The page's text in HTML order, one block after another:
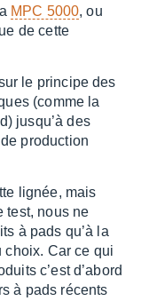
MPC 5000, ou
de cette
le prin­cipe des
(comme la
jusqu’à des
produc­tion
lignée, mais
test, nous ne
à pads qu’à la
choix. Car ce qui
c’est d’abord
à pads récents